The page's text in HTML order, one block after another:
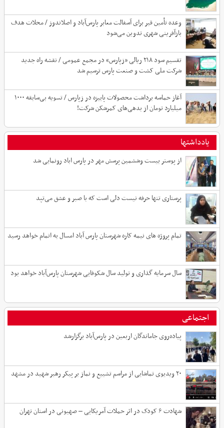
وعده تأمین قیر برای آسفالت معابر پارس‌آباد و اصلاندوز / محلات هدف
بازآفرینی شهری تدوین می‌شود
تقسیم سود ۲۱۸ ریالی «زپارس» در مجمع عمومی / نقشه راه جدید
شرکت ملی کشت و صنعت پارس ترسیم شد
آغاز حماسه برداشت محصولات پاییزه در زپارس / تسویه بی‌سابقه ۱۰۰۰
میلیارد تومان از بدهی‌های کمرشکن شرکت!
یادداشتها
از پوستر بیست وششمین پرسش مهر در پارس اباد رونمایی شد
پرستاری تنها حرفه نیست دلی است که با صبر و عشق می‌تپد
تمام پروژه های نیمه کاره شهرستان پارس آباد امسال به اتمام خواهد رسید
سال سرمایه گذاری و تولید سال شکوفایی شهرستان پارس‌آباد خواهد بود
اجتماعی
پیاده‌روی جاماندگان اربعین در پارس‌آباد برگزارشد
۲۰ ویدیوی تماشایی از مراسم تشییع و نماز بر پیکر رهبر شهید در مشهد
شهادت ۶ کودک در اثر حملات آمریکایی – صهیونی در استان تهران